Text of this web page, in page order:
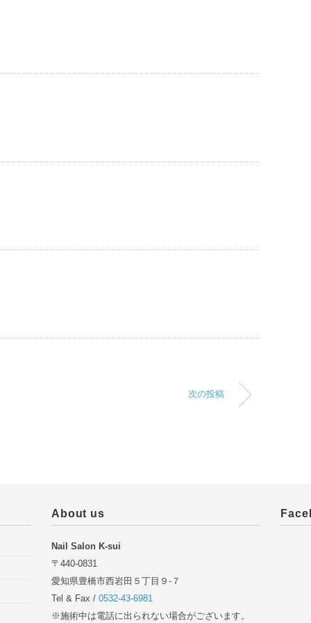
次の投稿
About us
Nail Salon K-sui
〒440-0831
愛知県豊橋市西岩田５丁目９-７
Tel & Fax /0532-43-6981
※施術中は電話に出られない場合がございます。